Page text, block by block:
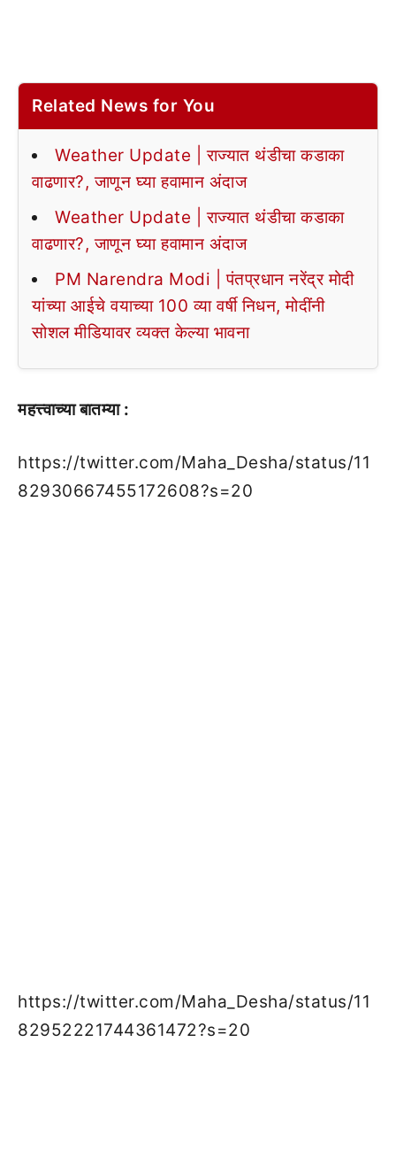
Related News for You
Weather Update | राज्यात थंडीचा कडाका
वाढणार?, जाणून घ्या हवामान अंदाज
Weather Update | राज्यात थंडीचा कडाका
वाढणार?, जाणून घ्या हवामान अंदाज
PM Narendra Modi | पंतप्रधान नरेंद्र मोदी
यांच्या आईचे वयाच्या 100 व्या वर्षी निधन, मोदींनी
सोशल मीडियावर व्यक्त केल्या भावना
महत्त्वाच्या बातम्या :
https://twitter.com/Maha_Desha/status/11
82930667455172608?s=20
https://twitter.com/Maha_Desha/status/11
82952221744361472?s=20